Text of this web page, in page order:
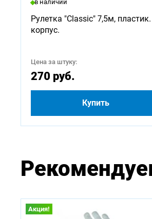
в наличии
Рулетка "Classic" 7,5м, пластик.
корпус.
Цена за штуку:
270 руб.
Купить
Акция!